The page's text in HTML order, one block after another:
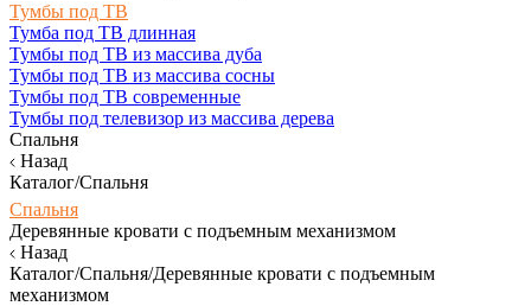
Тумбы под ТВ
Тумба под ТВ длинная
Тумбы под ТВ из массива дуба
Тумбы под ТВ из массива сосны
Тумбы под ТВ современные
Тумбы под телевизор из массива дерева
Спальня
Назад
Каталог/Спальня
Спальня
Деревянные кровати с подъемным механизмом
Назад
Каталог/Спальня/Деревянные кровати с подъемным
механизмом